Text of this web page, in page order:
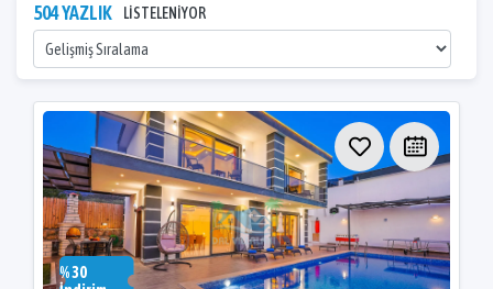
504 YAZLIK LİSTELENİYOR
% 30